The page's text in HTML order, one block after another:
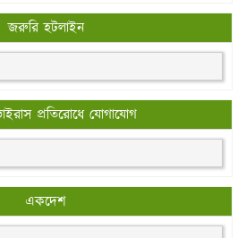
জরুরি হটলাইন
প্রতিরোধে যোগাযোগ
একদেশ